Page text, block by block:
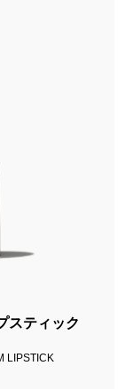
スティック
LIPSTICK